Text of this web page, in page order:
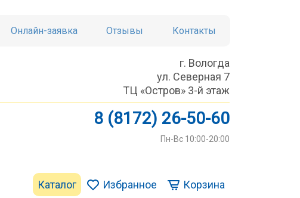
Онлайн-заявка Отзывы Контакты
г. Вологда
ул. Северная 7
ТЦ «Остров» 3-й этаж
8 (8172) 26-50-60
Пн-Вс 10:00-20:00
Каталог Избранное Корзина